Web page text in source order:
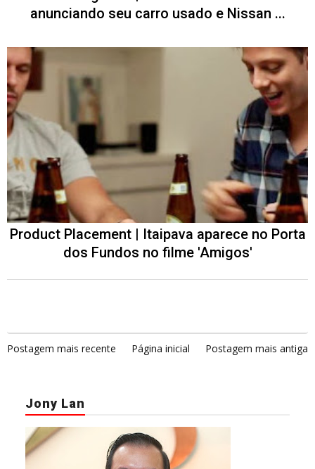
anunciando seu carro usado e Nissan ...
Product Placement | Itaipava aparece no Porta
dos Fundos no filme 'Amigos'
Postagem mais recente Página inicial Postagem mais antiga
Jony Lan